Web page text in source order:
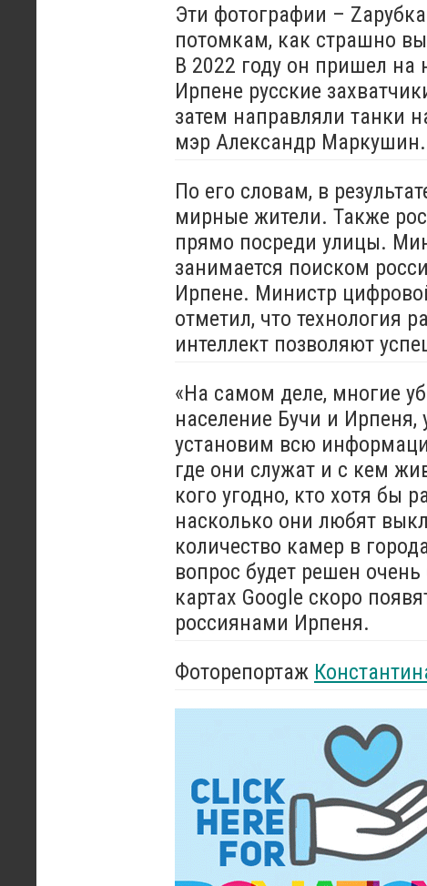
Эти фотографии –
потомкам, как страшно
В 2022 году он пришел
Ирпене русские
затем направляли танки
мэр Александр Маркушин.
По его словам, в
мирные жители. Также
прямо посреди улицы.
занимается поиском
Ирпене. Министр
отметил, что технология
интеллект позволяют
«На самом деле, многие
население Бучи и
установим всю
где они служат и с кем
кого угодно, кто хотя бы
насколько они любят
количество камер в
вопрос будет решен
картах Google скоро
россиянами Ирпеня.
Фоторепортаж